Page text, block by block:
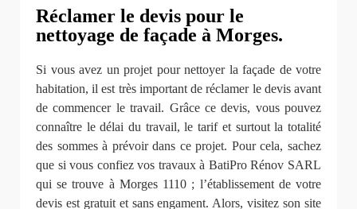
Réclamer le devis pour le
nettoyage de façade à Morges.
Si vous avez un projet pour nettoyer la façade de votre
habitation, il est très important de réclamer le devis avant
de commencer le travail. Grâce ce devis, vous pouvez
connaître le délai du travail, le tarif et surtout la totalité
des sommes à prévoir dans ce projet. Pour cela, sachez
que si vous confiez vos travaux à BatiPro Rénov SARL
qui se trouve à Morges 1110 ; l’établissement de votre
devis est gratuit et sans engament. Alors, visitez son site